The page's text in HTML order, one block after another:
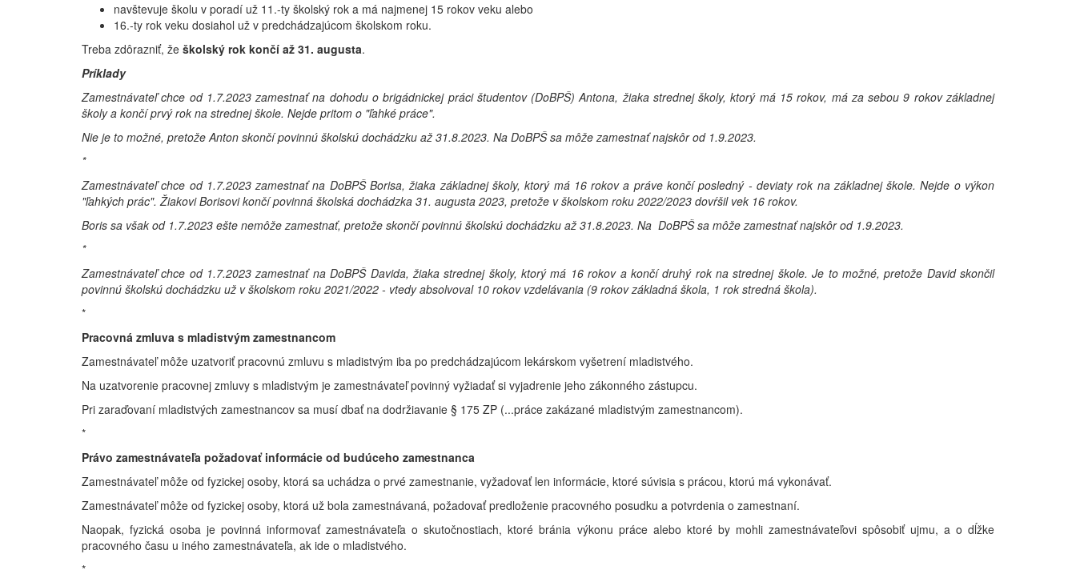
navštevuje školu v poradí už 11.-ty školský rok a má najmenej 15 rokov veku alebo
16.-ty rok veku dosiahol už v predchádzajúcom školskom roku.
Treba zdôrazniť, že školský rok končí až 31. augusta.
Príklady
Zamestnávateľ chce od 1.7.2023 zamestnať na dohodu o brigádnickej práci študentov (DoBPŠ) Antona, žiaka strednej školy, ktorý má 15 rokov, má za sebou 9 rokov základnej
školy a končí prvý rok na strednej škole. Nejde pritom o "ľahké práce".
Nie je to možné, pretože Anton skončí povinnú školskú dochádzku až 31.8.2023. Na DoBPŠ sa môže zamestnať najskôr od 1.9.2023.
*
Zamestnávateľ chce od 1.7.2023 zamestnať na DoBPŠ Borisa, žiaka základnej školy, ktorý má 16 rokov a práve končí posledný - deviaty rok na základnej škole. Nejde o výkon
"ľahkých prác". Žiakovi Borisovi končí povinná školská dochádzka 31. augusta 2023, pretože v školskom roku 2022/2023 dovŕšil vek 16 rokov.
Boris sa však od 1.7.2023 ešte nemôže zamestnať, pretože skončí povinnú školskú dochádzku až 31.8.2023. Na DoBPŠ sa môže zamestnať najskôr od 1.9.2023.
*
Zamestnávateľ chce od 1.7.2023 zamestnať na DoBPŠ Davida, žiaka strednej školy, ktorý má 16 rokov a končí druhý rok na strednej škole. Je to možné, pretože David skončil
povinnú školskú dochádzku už v školskom roku 2021/2022 - vtedy absolvoval 10 rokov vzdelávania (9 rokov základná škola, 1 rok stredná škola).
*
Pracovná zmluva s mladistvým zamestnancom
Zamestnávateľ môže uzatvoriť pracovnú zmluvu s mladistvým iba po predchádzajúcom lekárskom vyšetrení mladistvého.
Na uzatvorenie pracovnej zmluvy s mladistvým je zamestnávateľ povinný vyžiadať si vyjadrenie jeho zákonného zástupcu.
Pri zaraďovaní mladistvých zamestnancov sa musí dbať na dodržiavanie § 175 ZP (...práce zakázané mladistvým zamestnancom).
*
Právo zamestnávateľa požadovať informácie od budúceho zamestnanca
Zamestnávateľ môže od fyzickej osoby, ktorá sa uchádza o prvé zamestnanie, vyžadovať len informácie, ktoré súvisia s prácou, ktorú má vykonávať.
Zamestnávateľ môže od fyzickej osoby, ktorá už bola zamestnávaná, požadovať predloženie pracovného posudku a potvrdenia o zamestnaní.
Naopak, fyzická osoba je povinná informovať zamestnávateľa o skutočnostiach, ktoré bránia výkonu práce alebo ktoré by mohli zamestnávateľovi spôsobiť ujmu, a o dĺžke
pracovného času u iného zamestnávateľa, ak ide o mladistvého.
*